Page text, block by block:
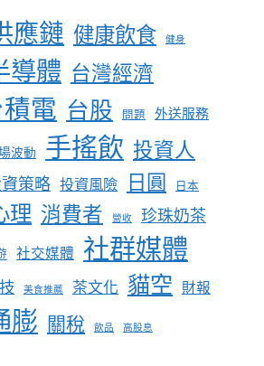
應鏈 健康飲食 健身
導體 台灣經濟
電 台股 問題 外送服務
波動 手搖飲 投資人
策略 投資風險 日圓 日本
理 消費者 營收
珍珠奶茶
社交媒體 社群媒體
美食推薦 茶文化 貓空 財報
膨 關稅 飲品 高股息